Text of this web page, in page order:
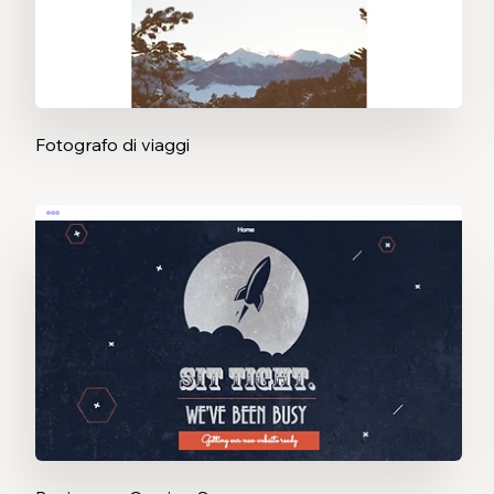
Fotografo di viaggi